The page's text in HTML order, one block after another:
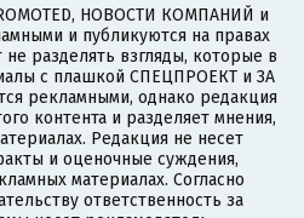
НОВОСТИ КОМПАНИЙ и
и публикуются на правах
разделять взгляды, которые в
с плашкой СПЕЦПРОЕКТ и ЗА
рекламными, однако редакция
контента и разделяет мнения,
Редакция не несет
и оценочные суждения,
материалах. Согласно
ответственность за